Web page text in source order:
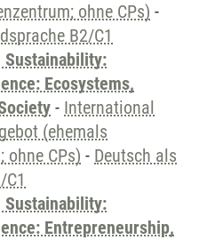
ohne CPs) -
B2/C1
Sustainability:
Ecosystems,
- International
(ehemals
ohne CPs) - Deutsch als
Sustainability:
Entrepreneurship,